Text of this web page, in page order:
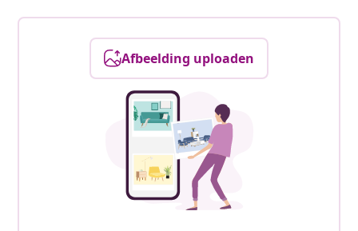
Afbeelding uploaden